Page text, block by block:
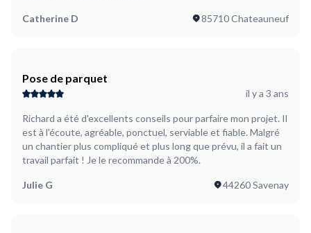
Catherine D 85710 Chateauneuf
Pose de parquet
il y a 3 ans
Richard a été d'excellents conseils pour parfaire mon projet. Il
est à l'écoute, agréable, ponctuel, serviable et fiable. Malgré
un chantier plus compliqué et plus long que prévu, il a fait un
travail parfait ! Je le recommande à 200%.
Julie G 44260 Savenay